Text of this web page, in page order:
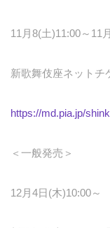
11月8(土)11:00～11
新歌舞伎座ネットチ
https://md.pia.jp/
＜一般発売＞
12月4日(木)10:00～